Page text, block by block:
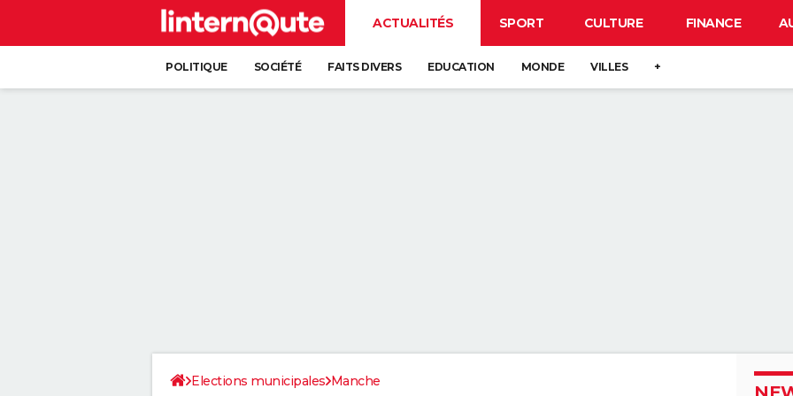
ACTUALITÉS SPORT CULTURE FINANCE
POLITIQUE SOCIÉTÉ FAITS DIVERS EDUCATION MONDE VILLES +
Elections municipales Manche